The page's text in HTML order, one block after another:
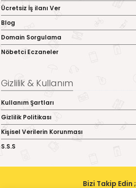
Ücretsiz İş ilanı Ver
Blog
Domain Sorgulama
Nöbetci Eczaneler
Gizlilik & Kullanım
Kullanım Şartları
Gizlilik Politikası
Kişisel Verilerin Korunması
S.S.S
Bizi Takip Edin ;